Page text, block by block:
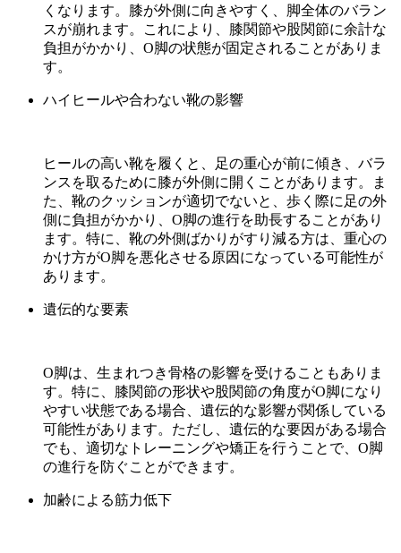
くなります。膝が外側に向きやすく、脚全体のバラン
スが崩れます。これにより、膝関節や股関節に余計な
負担がかかり、O脚の状態が固定されることがありま
す。
ハイヒールや合わない靴の影響
ヒールの高い靴を履くと、足の重心が前に傾き、バラ
ンスを取るために膝が外側に開くことがあります。ま
た、靴のクッションが適切でないと、歩く際に足の外
側に負担がかかり、O脚の進行を助長することがあり
ます。特に、靴の外側ばかりがすり減る方は、重心の
かけ方がO脚を悪化させる原因になっている可能性が
あります。
遺伝的な要素
O脚は、生まれつき骨格の影響を受けることもありま
す。特に、膝関節の形状や股関節の角度がO脚になり
やすい状態である場合、遺伝的な影響が関係している
可能性があります。ただし、遺伝的な要因がある場合
でも、適切なトレーニングや矯正を行うことで、O脚
の進行を防ぐことができます。
加齢による筋力低下